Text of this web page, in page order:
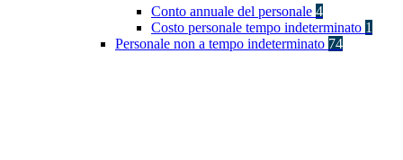
Conto annuale del personale 4
Costo personale tempo indeterminato 1
Personale non a tempo indeterminato 74